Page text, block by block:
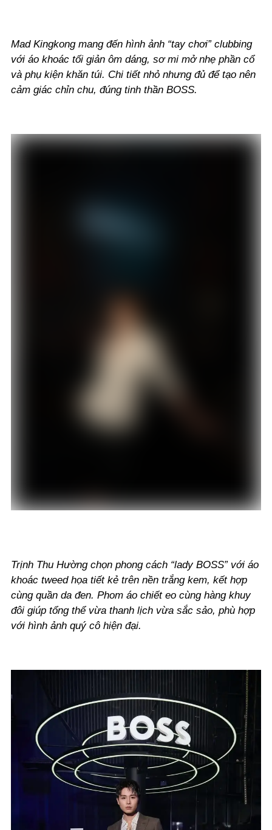
Mad Kingkong mang đến hình ảnh “tay chơi” clubbing
với áo khoác tối giản ôm dáng, sơ mi mở nhẹ phần cổ
và phụ kiện khăn túi. Chi tiết nhỏ nhưng đủ để tạo nên
cảm giác chỉn chu, đúng tinh thần BOSS.
Trịnh Thu Hường chọn phong cách “lady BOSS” với áo
khoác tweed họa tiết kẻ trên nền trắng kem, kết hợp
cùng quần da đen. Phom áo chiết eo cùng hàng khuy
đôi giúp tổng thể vừa thanh lịch vừa sắc sảo, phù hợp
với hình ảnh quý cô hiện đại.